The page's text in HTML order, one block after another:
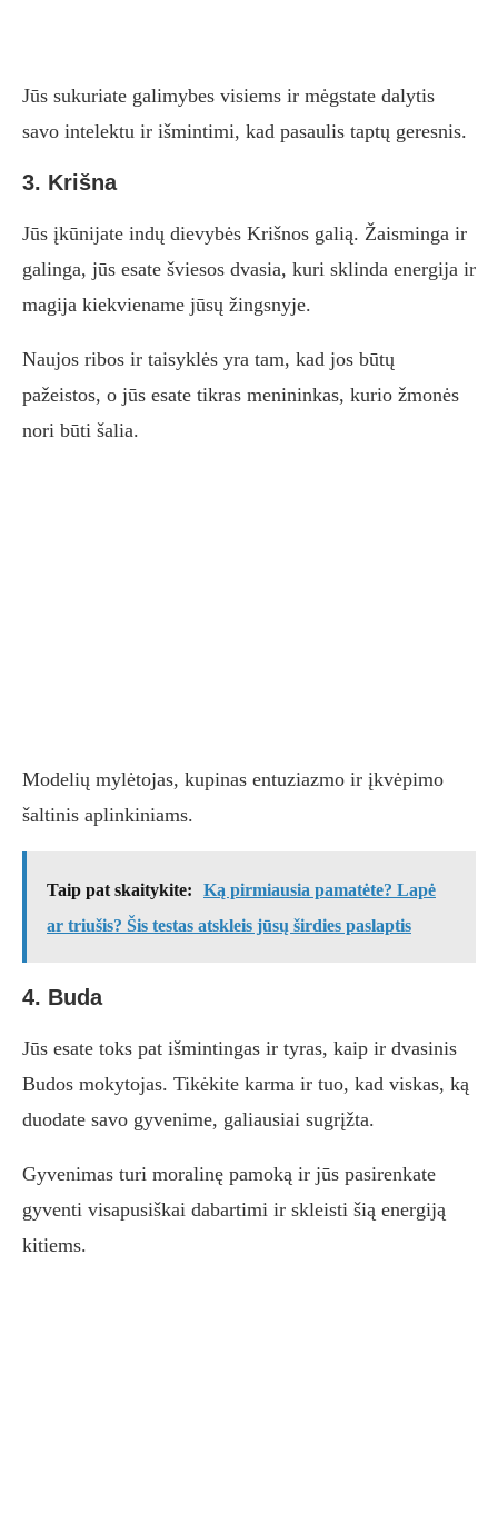
Jūs sukuriate galimybes visiems ir mėgstate dalytis
savo intelektu ir išmintimi, kad pasaulis taptų geresnis.
3. Krišna
Jūs įkūnijate indų dievybės Krišnos galią. Žaisminga ir
galinga, jūs esate šviesos dvasia, kuri sklinda energija ir
magija kiekviename jūsų žingsnyje.
Naujos ribos ir taisyklės yra tam, kad jos būtų
pažeistos, o jūs esate tikras menininkas, kurio žmonės
nori būti šalia.
Modelių mylėtojas, kupinas entuziazmo ir įkvėpimo
šaltinis aplinkiniams.
Taip pat skaitykite:
Ką pirmiausia pamatėte? Lapė
ar triušis? Šis testas atskleis jūsų širdies paslaptis
4. Buda
Jūs esate toks pat išmintingas ir tyras, kaip ir dvasinis
Budos mokytojas. Tikėkite karma ir tuo, kad viskas, ką
duodate savo gyvenime, galiausiai sugrįžta.
Gyvenimas turi moralinę pamoką ir jūs pasirenkate
gyventi visapusiškai dabartimi ir skleisti šią energiją
kitiems.